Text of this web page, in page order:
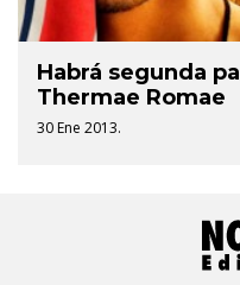
Habrá segunda
Thermae Romae
30 Ene 2013.